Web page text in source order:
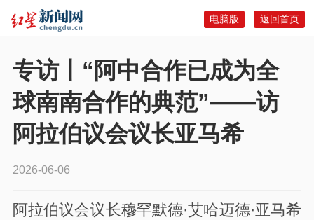
返回首页
电脑版
专访丨“阿中合作已成为全
球南南合作的典范”——访
阿拉伯议会议长亚马希
2026-06-06
阿拉伯议会议长穆罕默德·艾哈迈德·亚马希